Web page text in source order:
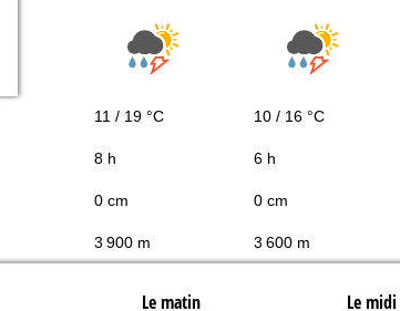
11 / 19 °C 10 / 16 °C
8 h 6 h
0 cm 0 cm
3 900 m 3 600 m
Le matin Le midi